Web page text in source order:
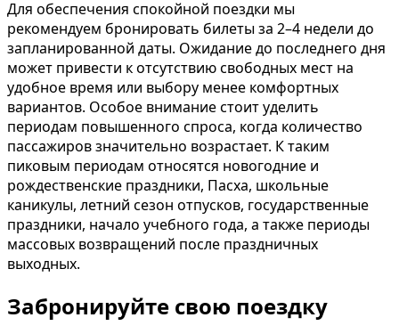
Для обеспечения спокойной поездки мы
рекомендуем бронировать билеты за 2–4 недели до
запланированной даты. Ожидание до последнего дня
может привести к отсутствию свободных мест на
удобное время или выбору менее комфортных
вариантов. Особое внимание стоит уделить
периодам повышенного спроса, когда количество
пассажиров значительно возрастает. К таким
пиковым периодам относятся новогодние и
рождественские праздники, Пасха, школьные
каникулы, летний сезон отпусков, государственные
праздники, начало учебного года, а также периоды
массовых возвращений после праздничных
выходных.
Забронируйте свою поездку